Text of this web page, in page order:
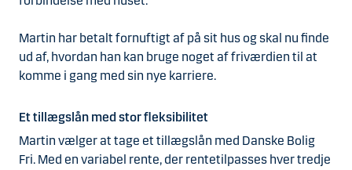
Martin har betalt fornuftigt af på sit hus og skal nu finde
ud af, hvordan han kan bruge noget af friværdien til at
komme i gang med sin nye karriere.
Et tillægslån med stor fleksibilitet
Martin vælger at tage et tillægslån med Danske Bolig
Fri. Med en variabel rente, der rentetilpasses hver tredje